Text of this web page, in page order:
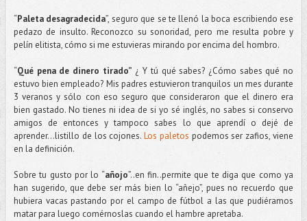
“Paleta desagradecida”, seguro que se te llenó la boca escribiendo ese
pedazo de insulto. Reconozco su sonoridad, pero me resulta pobre y
pelín elitista, cómo si me estuvieras mirando por encima del hombro.
“Qué pena de dinero tirado” ¿ Y tú qué sabes? ¿Cómo sabes qué no
estuvo bien empleado? Mis padres estuvieron tranquilos un mes durante
3 veranos y sólo con eso seguro que consideraron que el dinero era
bien gastado. No tienes ni idea de si yo sé inglés, no sabes si conservo
amigos de entonces y tampoco sabes lo que aprendí o dejé de
aprender…listillo de los cojones.Los paletos podemos ser zafios, viene
en la definición.
Sobre tu gusto por lo “añojo”..en fin..permite que te diga que como ya
han sugerido, que debe ser más bien lo “añejo”, pues no recuerdo que
hubiera vacas pastando por el campo de fútbol a las que pudiéramos
matar para luego comérnoslas cuando el hambre apretaba.